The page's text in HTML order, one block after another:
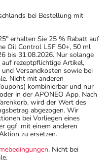
bei Bestellung mit
erhalten Sie 25 % Rabatt auf
Oil Control LSF 50+, 50 ml
bis 31.08.2026. Nur solange
rezeptpflichtige Artikel,
Versandkosten sowie bei
Nicht mit anderen
kombinierbar und nur
in der APONEO App. Nach
wird der Wert des
abgezogen. Wir
bei Vorliegen eines
ggf. mit einem anderen
zu ersetzen.
. Nicht bei